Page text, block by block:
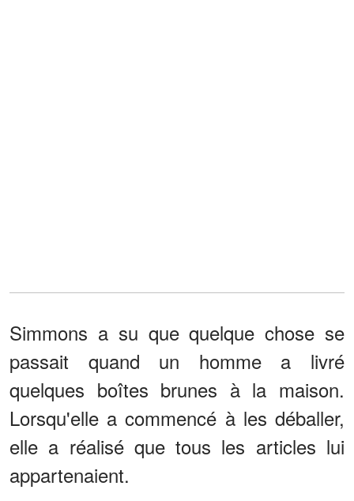
Simmons a su que quelque chose se
passait quand un homme a livré
quelques boîtes brunes à la maison.
Lorsqu'elle a commencé à les déballer,
elle a réalisé que tous les articles lui
appartenaient.